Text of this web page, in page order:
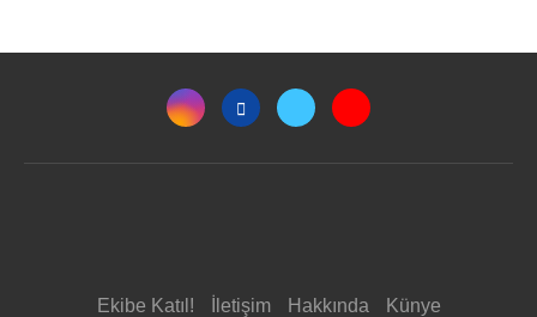
Ekibe Katıl! İletişim Hakkında Künye